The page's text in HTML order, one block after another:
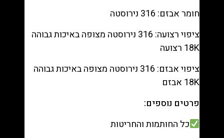
חומר אבזם: 316 נירוסטה
ציפוי רצועה: 316 נירוסטה מצופה באיכות גבוהה
18K רצועה
ציפוי אבזם: 316 נירוסטה מצופה באיכות גבוהה
18K אבזם
פרטים נוספים:
כל החותמות והחריטות